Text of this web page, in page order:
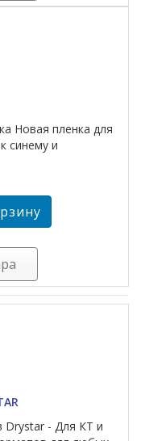
Новая пленка для
синему и
Drystar - Для КТ и